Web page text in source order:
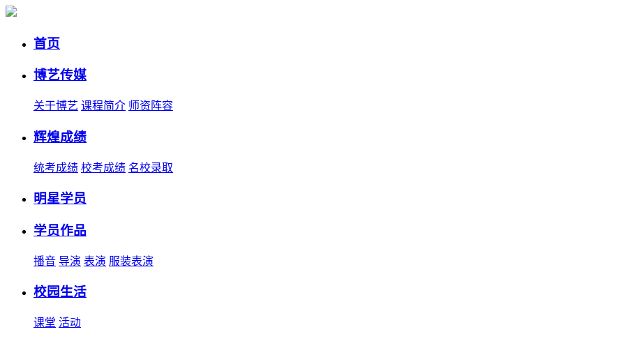
首页
博艺传媒
关于博艺 课程简介 师资阵容
辉煌成绩
统考成绩 校考成绩 名校录取
明星学员
学员作品
播音 导演 表演 服装表演
校园生活
课堂 活动